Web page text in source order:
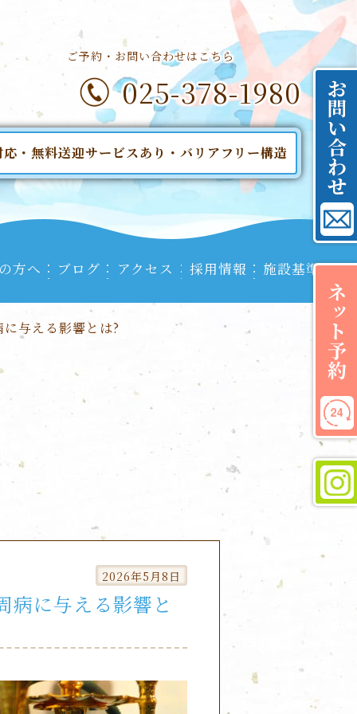
ご予約・お問い合わせはこちら
025-378-1980
・無料送迎サービスあり・バリアフリー構造
方へ ブログ アクセス 採用情報 施設基準
与える影響とは?
2026年5月8日
病に与える影響と